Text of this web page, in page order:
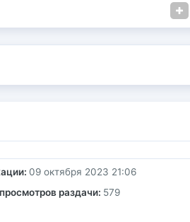
09 октября 2023 21:06
раздачи: 579